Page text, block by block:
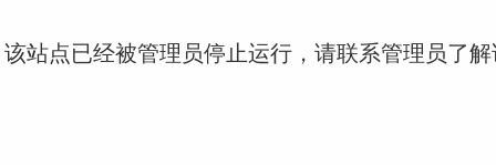
站点已经被管理员停止运行，请联系管理员了